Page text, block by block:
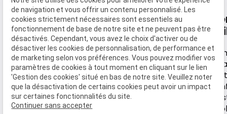
Nous
retrouver
44 rue de
Montebello
95630 MERIEL
Horaire
Lundi-
Samedi
9h30 -
18h
Navigation
Accueil
Votre Ostéo
Tarifs
Actualité
de navigation et vous offrir un contenu personnalisé. Les
cookies strictement nécessaires sont essentiels au
fonctionnement de base de notre site et ne peuvent pas être
désactivés. Cependant, vous avez le choix d'activer ou de
désactiver les cookies de personnalisation, de performance et
de marketing selon vos préférences. Vous pouvez modifier vos
paramètres de cookies à tout moment en cliquant sur le lien
'Gestion des cookies' situé en bas de notre site. Veuillez noter
que la désactivation de certains cookies peut avoir un impact
sur certaines fonctionnalités du site.
Continuer sans accepter